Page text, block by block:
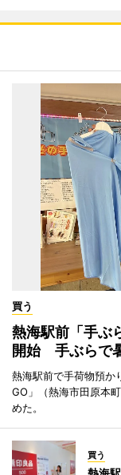
買う
熱海駅前「手ぶ
開始 手ぶらで
熱海駅前で手荷物預か
GO」（熱海市田原本
めた。
買う